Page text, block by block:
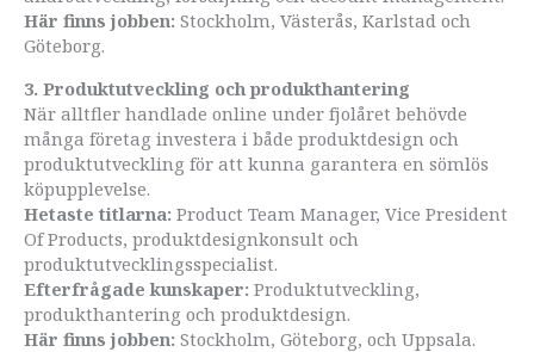
Här finns jobben: Stockholm, Västerås, Karlstad och
Göteborg.
3. Produktutveckling och produkthantering
När alltfler handlade online under fjolåret behövde
många företag investera i både produktdesign och
produktutveckling för att kunna garantera en sömlös
köpupplevelse.
Hetaste titlarna: Product Team Manager, Vice President
Of Products, produktdesignkonsult och
produktutvecklingsspecialist.
Efterfrågade kunskaper: Produktutveckling,
produkthantering och produktdesign.
Här finns jobben: Stockholm, Göteborg, och Uppsala.